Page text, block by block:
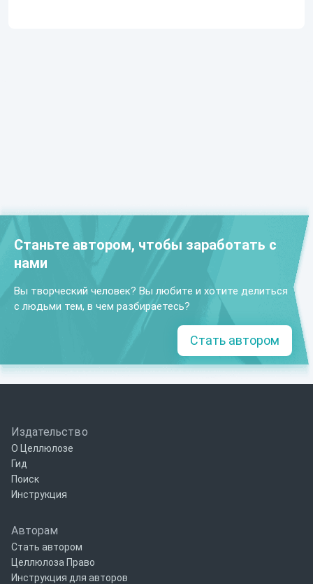
Станьте автором, чтобы заработать с
нами
Вы творческий человек? Вы любите и хотите делиться
с людьми тем, в чем разбираетесь?
Стать автором
Издательство
О Целлюлозе
Гид
Поиск
Инструкция
Авторам
Стать автором
Целлюлоза Право
Инструкция для авторов